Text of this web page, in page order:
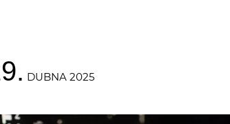
DUBNA 2025